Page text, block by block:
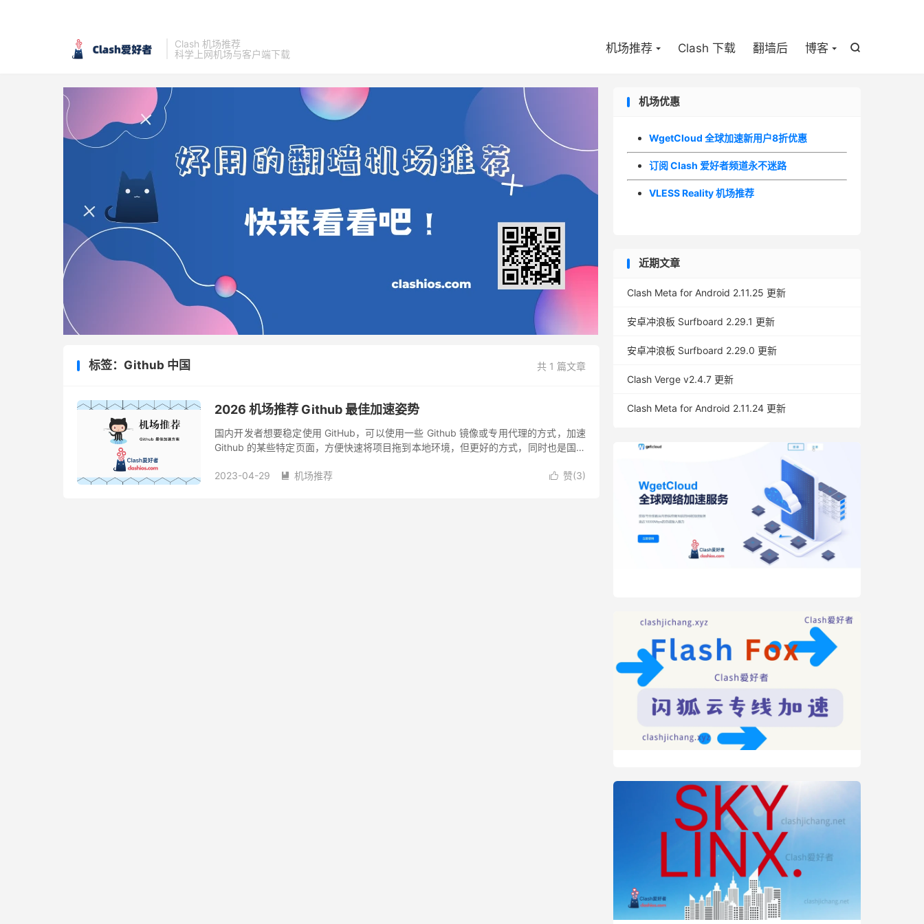
Clash 机场推荐
科学上网机场与客户端下载

机场推荐 Clash 下载 翻墙后 博客
共 1 篇文章
标签：Github 中国
2026 机场推荐 Github 最佳加速姿势
国内开发者想要稳定使用 GitHub，可以使用一些 Github 镜像或专用代理的方式，加速
Github 的某些特定页面，方便快速将项目拖到本地环境，但更好的方式，同时也是国内
 赞(3)
2023-04-29  机场推荐
机场优惠
WgetCloud 全球加速新用户8折优惠
订阅 Clash 爱好者频道永不迷路
VLESS Reality 机场推荐
近期文章
Clash Meta for Android 2.11.25 更新
安卓冲浪板 Surfboard 2.29.1 更新
安卓冲浪板 Surfboard 2.29.0 更新
Clash Verge v2.4.7 更新
Clash Meta for Android 2.11.24 更新